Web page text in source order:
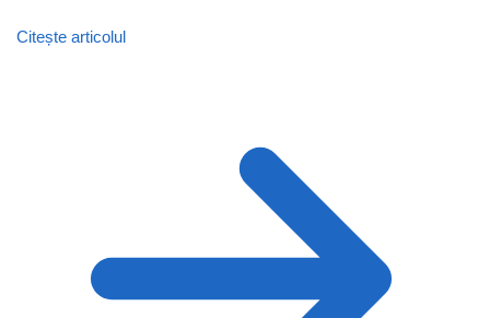
Citește articolul